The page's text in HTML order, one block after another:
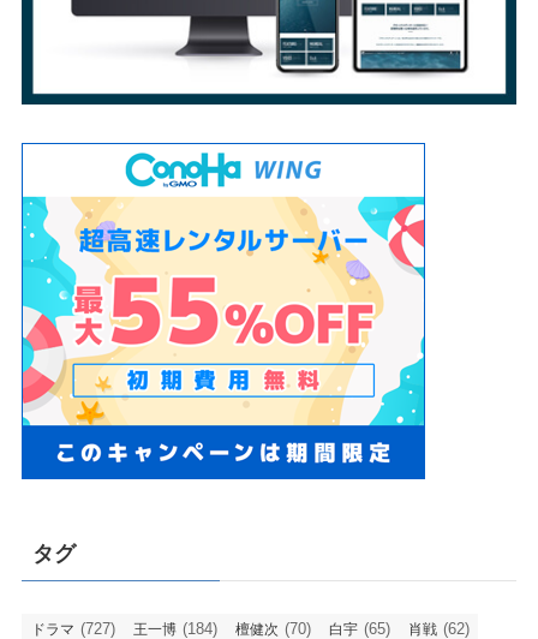
タグ
ドラマ (727) 王一博 (184) 檀健次 (70) 白宇 (65) 肖戦 (62)